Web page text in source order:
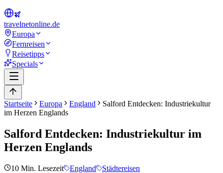
travelnetonline.de
Europa
Fernreisen
Reisetipps
Specials
Startseite Europa England
Salford Entdecken: Industriekultur
im Herzen Englands
Salford Entdecken: Industriekultur im
Herzen Englands
10 Min. Lesezeit England Städtereisen